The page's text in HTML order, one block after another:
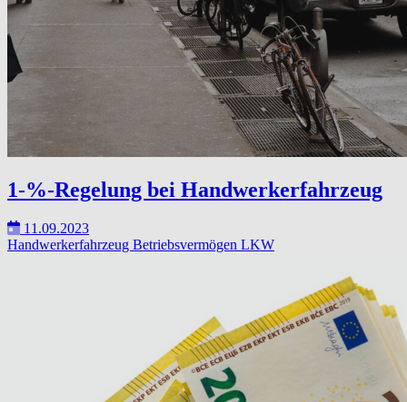
1-%-Regelung bei Handwerkerfahrzeug
11.09.2023
Handwerkerfahrzeug Betriebsvermögen LKW